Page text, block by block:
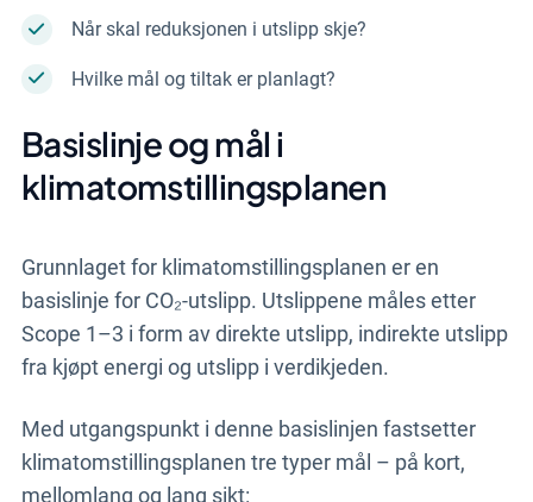
Når skal reduksjonen i utslipp skje?
Hvilke mål og tiltak er planlagt?
Basislinje og mål i
klimatomstillingsplanen
Grunnlaget for klimatomstillingsplanen er en
basislinje for CO₂-utslipp. Utslippene måles etter
Scope 1–3 i form av direkte utslipp, indirekte utslipp
fra kjøpt energi og utslipp i verdikjeden.
Med utgangspunkt i denne basislinjen fastsetter
klimatomstillingsplanen tre typer mål – på kort,
mellomlang og lang sikt: